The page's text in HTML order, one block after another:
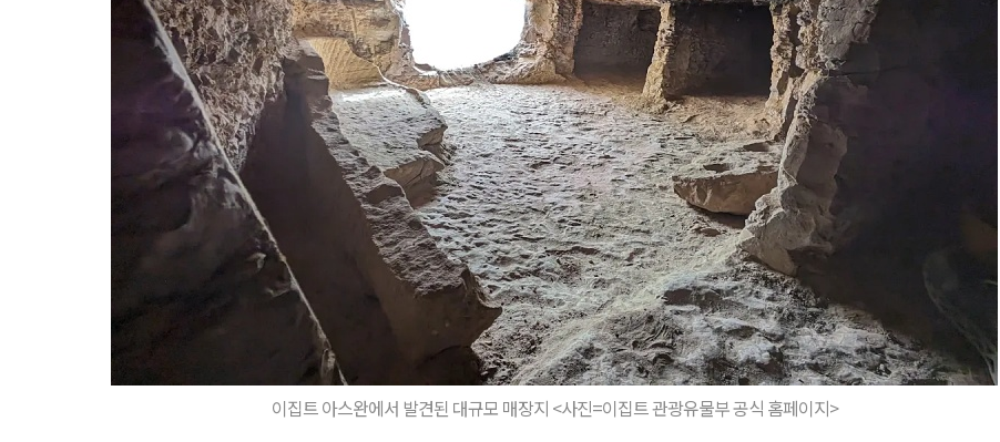
이집트 아스완에서 발견된 대규모 매장지 <사진=이집트 관광유물부 공식 홈페이지>